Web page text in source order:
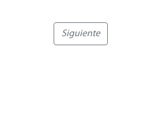
Siguiente